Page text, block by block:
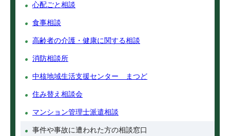
心配ごと相談
食事相談
高齢者の介護・健康に関する相談
消防相談所
中核地域生活支援センター まつど
住み替え相談会
マンション管理士派遣相談
事件や事故に遭われた方の相談窓口